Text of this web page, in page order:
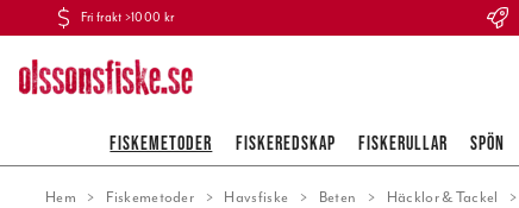
Fri frakt >1000 kr
FISKEMETODER FISKEREDSKAP FISKERULLAR SPÖN
Hem Fiskemetoder Havsfiske Beten Häcklor & Tackel